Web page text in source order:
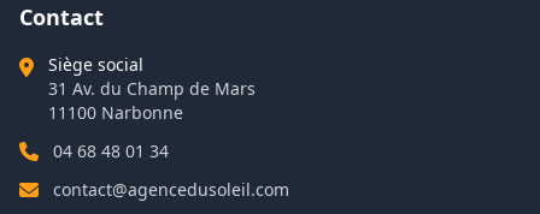
Contact
Siège social
31 Av. du Champ de Mars
11100 Narbonne
04 68 48 01 34
contact@agencedusoleil.com